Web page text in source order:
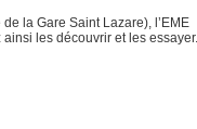
la Gare Saint Lazare), l’EME
les découvrir et les essayer.